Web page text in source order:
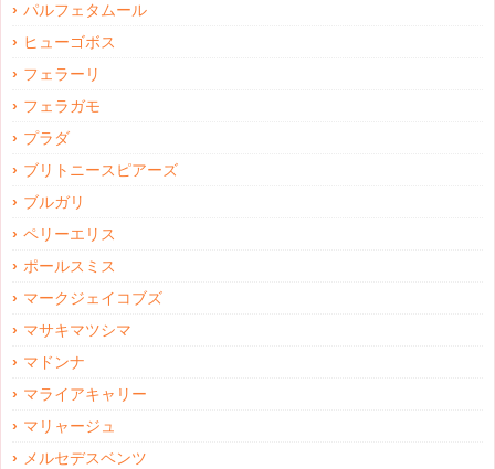
パルフェタムール
ヒューゴボス
フェラーリ
フェラガモ
プラダ
ブリトニースピアーズ
ブルガリ
ペリーエリス
ポールスミス
マークジェイコブズ
マサキマツシマ
マドンナ
マライアキャリー
マリャージュ
メルセデスベンツ